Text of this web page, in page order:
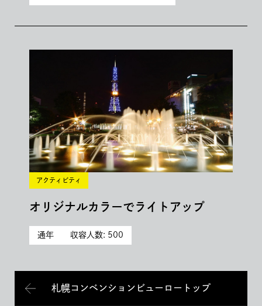
アクティビティ
オリジナルカラーでライトアップ
通年 収容人数: 500
札幌コンベンションビューロートップ